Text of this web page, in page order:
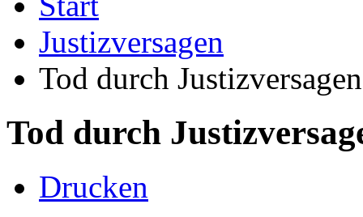
Justizversagen
Tod durch Justizversagen
Tod durch
Drucken